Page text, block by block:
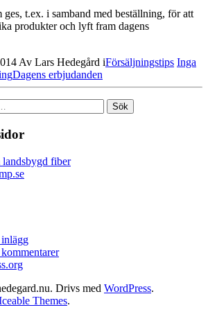
t.ex. i samband med beställning, för att
produkter och lyft fram dagens
Av Lars Hedegård iFörsäljningstips Inga
Dagens erbjudanden
landsbygd fiber
Drivs med WordPress.
Themes.